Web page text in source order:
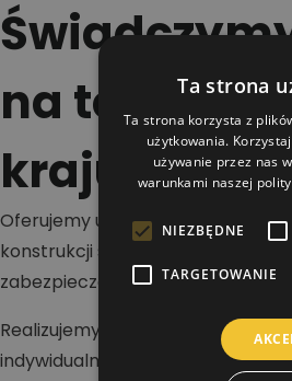
na terenie
kraju
Oferujemy usługi w zakresie
konstrukcji stalowych i
zabezpieczeń antykorozyjnych i
Realizujemy projekty na terenie
indywidualnych, firm i inwestorów
Ta strona
Ta strona korzysta z
użytkowania.
używanie przez nas
warunkami naszej
NIEZBĘDNE
TARGETOWANIE